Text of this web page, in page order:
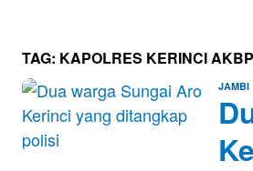
TAG: KAPOLRES KERINCI
JAMBI